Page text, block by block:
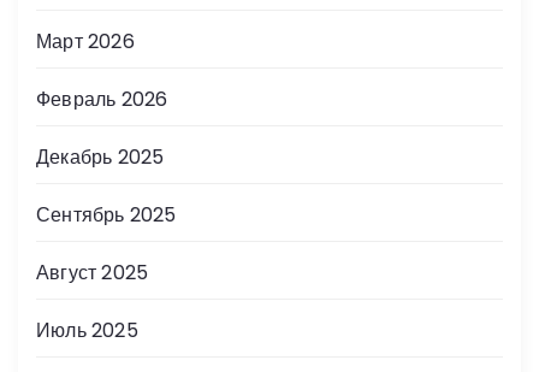
Март 2026
Февраль 2026
Декабрь 2025
Сентябрь 2025
Август 2025
Июль 2025